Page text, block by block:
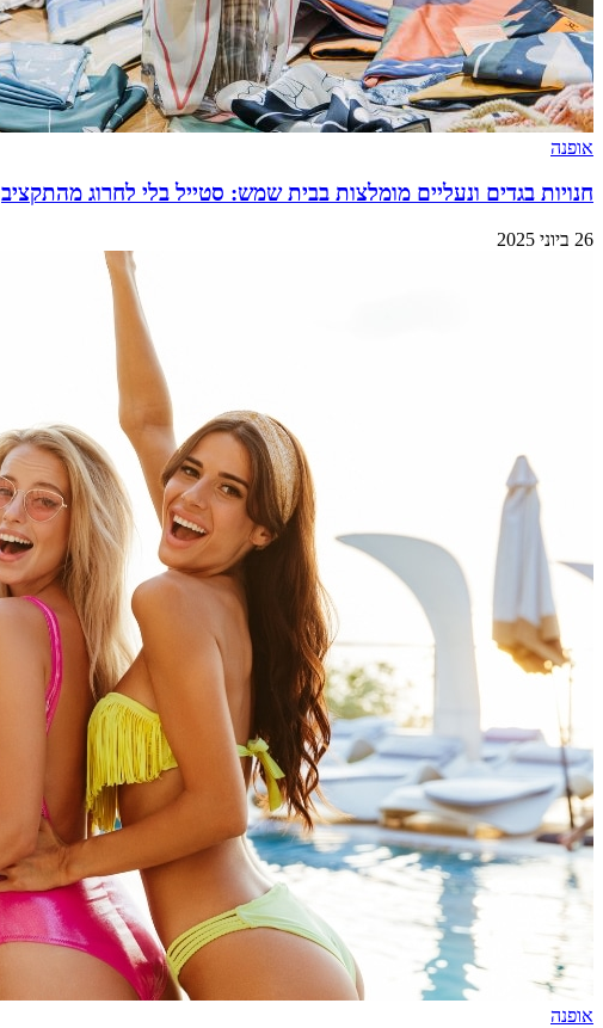
אופנה
חנויות בגדים ונעליים מומלצות בבית שמש: סטייל בלי לחרוג מהתקציב
26 ביוני 2025
אופנה